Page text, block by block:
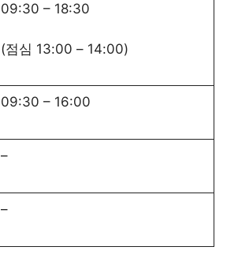
09:30 – 18:30
(점심 13:00 – 14:00)
09:30 – 16:00
–
–